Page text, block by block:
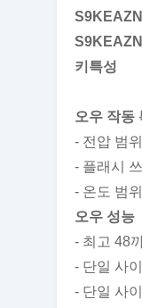
키특성
오우 작동
- 전압 범
- 플래시
- 온도 범
오우 성능
- 최고 48
- 단일 사
- 단일 사